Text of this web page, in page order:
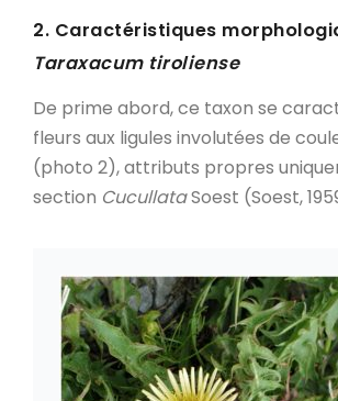
2. Caractéristiques
Taraxacum tiroliense
De prime abord, ce taxon se
fleurs aux ligules involutées de
(photo 2), attributs propres
section CucullataSoest (Soest,